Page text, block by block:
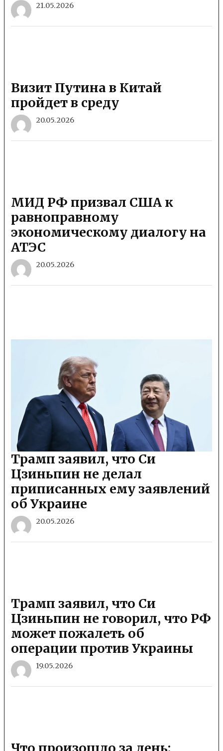
21.05.2026
Визит Путина в Китай
пройдет в среду
20.05.2026
МИД РФ призвал США к
равноправному
экономическому диалогу на
АТЭС
20.05.2026
Трамп заявил, что Си
Цзиньпин не делал
приписанных ему заявлений
об Украине
20.05.2026
Трамп заявил, что Си
Цзиньпин не говорил, что РФ
может пожалеть об
операции против Украины
19.05.2026